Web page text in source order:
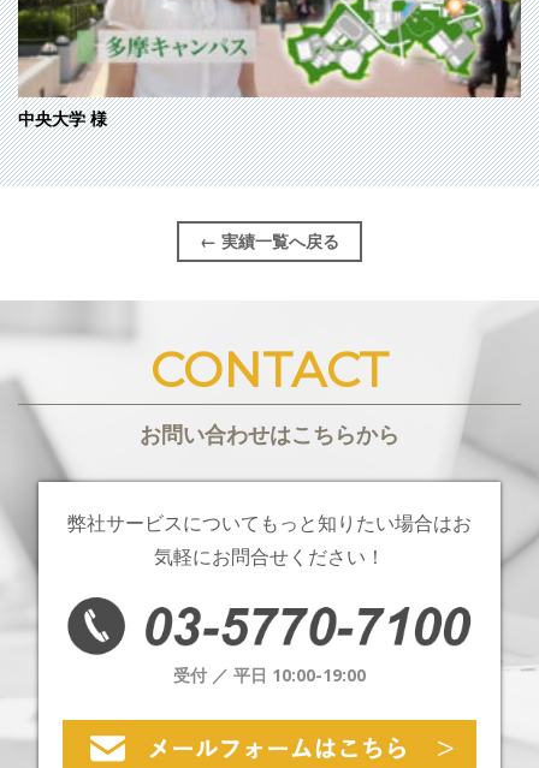
中央大学様
← 実績一覧へ戻る
CONTACT
お問い合わせはこちらから
弊社サービスについてもっと知りたい場合はお
気軽にお問合せください！
受付 ／ 平日 10:00-19:00